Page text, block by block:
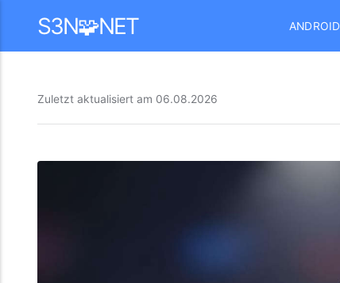
S3N🧩NET ANDROID
Zuletzt aktualisiert am 06.08.2026